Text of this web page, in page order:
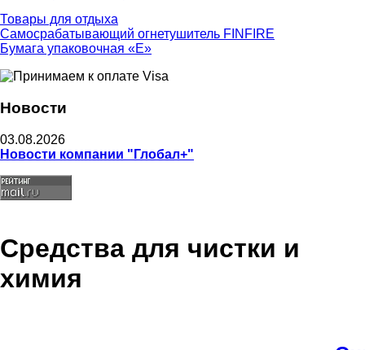
Товары для отдыха
Самосрабатывающий огнетушитель FINFIRE
Бумага упаковочная «Е»
Новости
03.08.2026
Новости компании "Глобал+"
Средства для чистки и
химия